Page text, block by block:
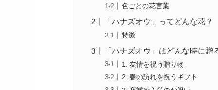
色ごとの花言葉
「ハナズオウ」ってどんな花？
特徴
「ハナズオウ」はどんな時に贈
1. 友情を祝う贈り物
2. 春の訪れを祝うギフト